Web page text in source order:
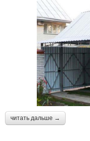
читать дальше →